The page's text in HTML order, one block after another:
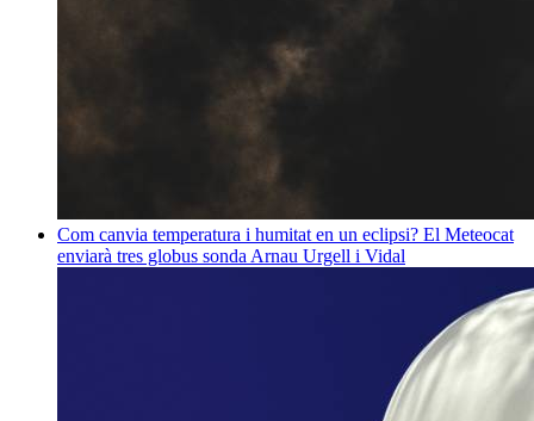
Com canvia temperatura i humitat en un eclipsi? El Meteocat
enviarà tres globus sonda Arnau Urgell i Vidal